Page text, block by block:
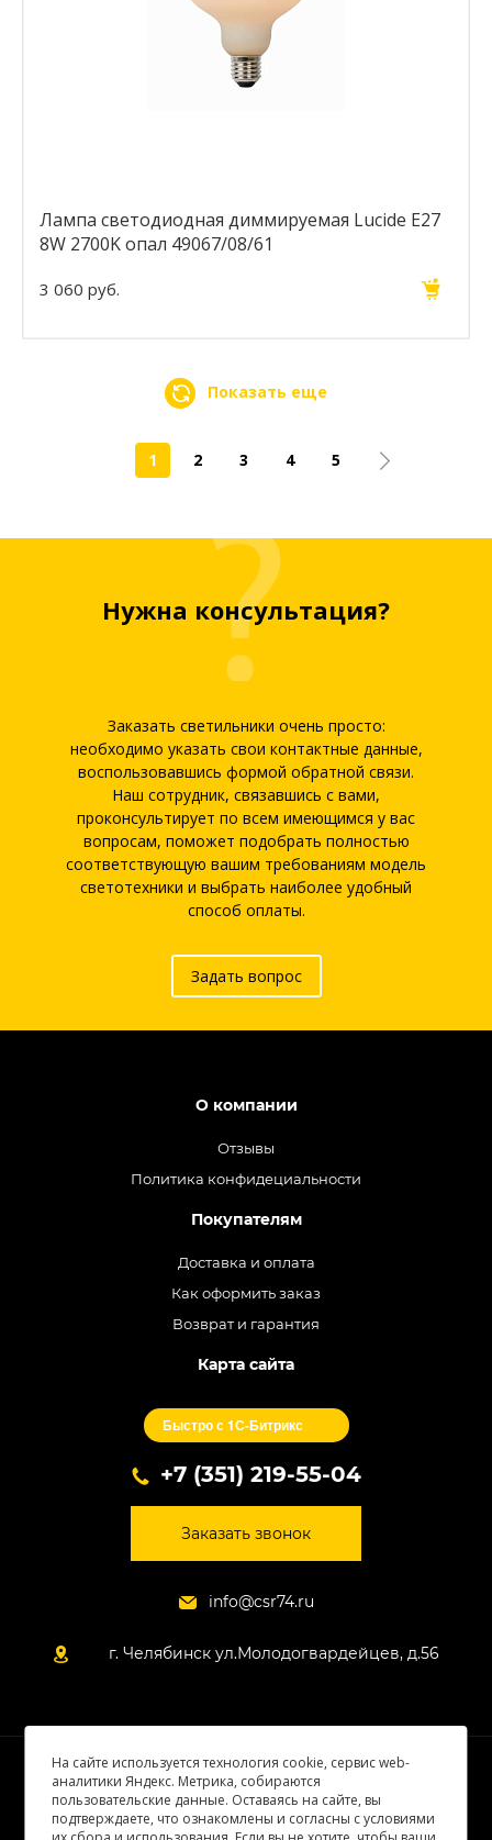
Лампа светодиодная диммируемая Lucide E27
8W 2700K опал 49067/08/61
3 060 руб.
Показать еще
1 2 3 4 5
Нужна консультация?
Заказать светильники очень просто:
необходимо указать свои контактные данные,
воспользовавшись формой обратной связи.
Наш сотрудник, связавшись с вами,
проконсультирует по всем имеющимся у вас
вопросам, поможет подобрать полностью
соответствующую вашим требованиям модель
светотехники и выбрать наиболее удобный
способ оплаты.
Задать вопрос
О компании
Отзывы
Политика конфидециальности
Покупателям
Доставка и оплата
Как оформить заказ
Возврат и гарантия
Карта сайта
Быстро с 1С-Битрикс
+7 (351) 219-55-04
Заказать звонок
info@csr74.ru
г. Челябинск ул.Молодогвардейцев, д.56
© 2026 Все права защищены
На сайте используется технология cookie, сервис web-
аналитики Яндекс. Метрика, собираются
пользовательские данные. Оставаясь на сайте, вы
подтверждаете, что ознакомлены и согласны с условиями